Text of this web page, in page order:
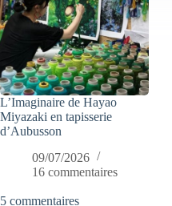
L’Imaginaire de Hayao
Miyazaki en tapisserie
d’Aubusson
09/07/2026
16 commentaires
5 commentaires